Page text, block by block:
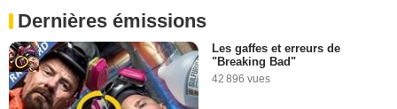
Dernières émissions
Les gaffes et erreurs de
"Breaking Bad"
42 896 vues